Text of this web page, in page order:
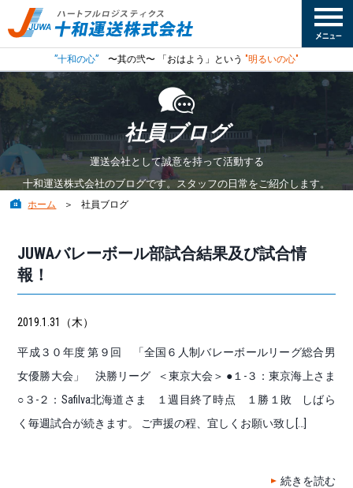
”十和の心” 〜其の弐〜 「おはよう」という "明るいの心"
社員ブログ
運送会社として誠意を持って活動する
十和運送株式会社のブログです。スタッフの日常をご紹介します。
ホーム 社員ブログ
JUWAバレーボール部試合結果及び試合情
報！
2019.1.31（木）
平成３０年度 第９回 「全国６人制バレーボールリーグ総合男
女優勝大会」 決勝リーグ ＜東京大会＞ ●１-３：東京海上さま
○３-２：Safilva北海道さま １週目終了時点 １勝１敗 しばら
く毎週試合が続きます。 ご声援の程、宜しくお願い致し[…]
続きを読む